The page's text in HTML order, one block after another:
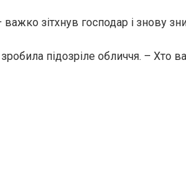
зітхнув господар і знову
підозріле обличчя. – Хто